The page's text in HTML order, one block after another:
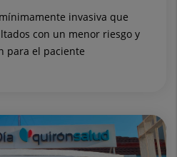
invasiva que
con un menor riesgo y
para el paciente